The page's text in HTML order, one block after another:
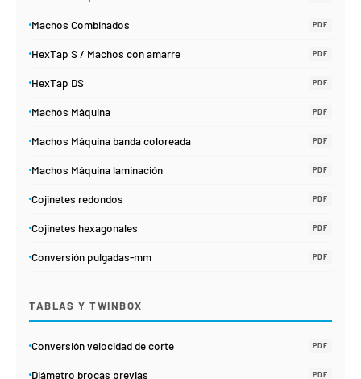
Machos Combinados PDF
HexTap S / Machos con amarre PDF
HexTap DS PDF
Machos Máquina PDF
Machos Máquina banda coloreada PDF
Machos Máquina laminación PDF
Cojinetes redondos PDF
Cojinetes hexagonales PDF
Conversión pulgadas-mm PDF
TABLAS Y TWINBOX
Conversión velocidad de corte PDF
Diámetro brocas previas PDF